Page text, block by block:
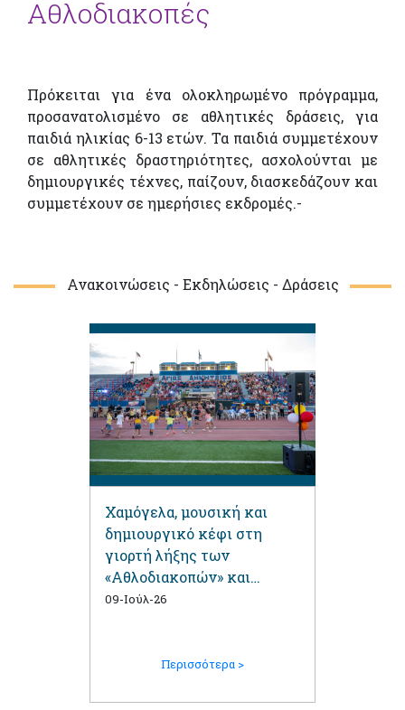
Αθλοδιακοπές
Πρόκειται για ένα ολοκληρωμένο πρόγραμμα,
προσανατολισμένο σε αθλητικές δράσεις, για
παιδιά ηλικίας 6-13 ετών. Τα παιδιά συμμετέχουν
σε αθλητικές δραστηριότητες, ασχολούνται με
δημιουργικές τέχνες, παίζουν, διασκεδάζουν και
συμμετέχουν σε ημερήσιες εκδρομές.-
Ανακοινώσεις - Εκδηλώσεις - Δράσεις
Χαμόγελα, μουσική και
δημιουργικό κέφι στη
γιορτή λήξης των
«Αθλοδιακοπών» και
«Παιχνιδοδιακοπών»
09-Ιούλ-26
Περισσότερα >